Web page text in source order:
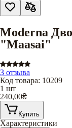
Moderna
"Maasai"
3 отзыва
Код товара: 10209
1 шт
240,00₴
Купить
Характеристики